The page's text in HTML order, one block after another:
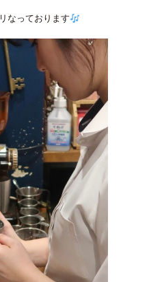
なっております